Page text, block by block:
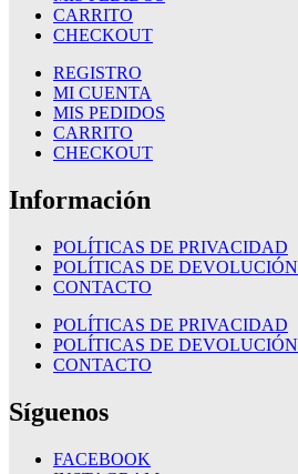
CARRITO
CHECKOUT
REGISTRO
MI CUENTA
MIS PEDIDOS
CARRITO
CHECKOUT
Información
POLÍTICAS DE PRIVACIDAD
POLÍTICAS DE DEVOLUCIÓN
CONTACTO
POLÍTICAS DE PRIVACIDAD
POLÍTICAS DE DEVOLUCIÓN
CONTACTO
Síguenos
FACEBOOK